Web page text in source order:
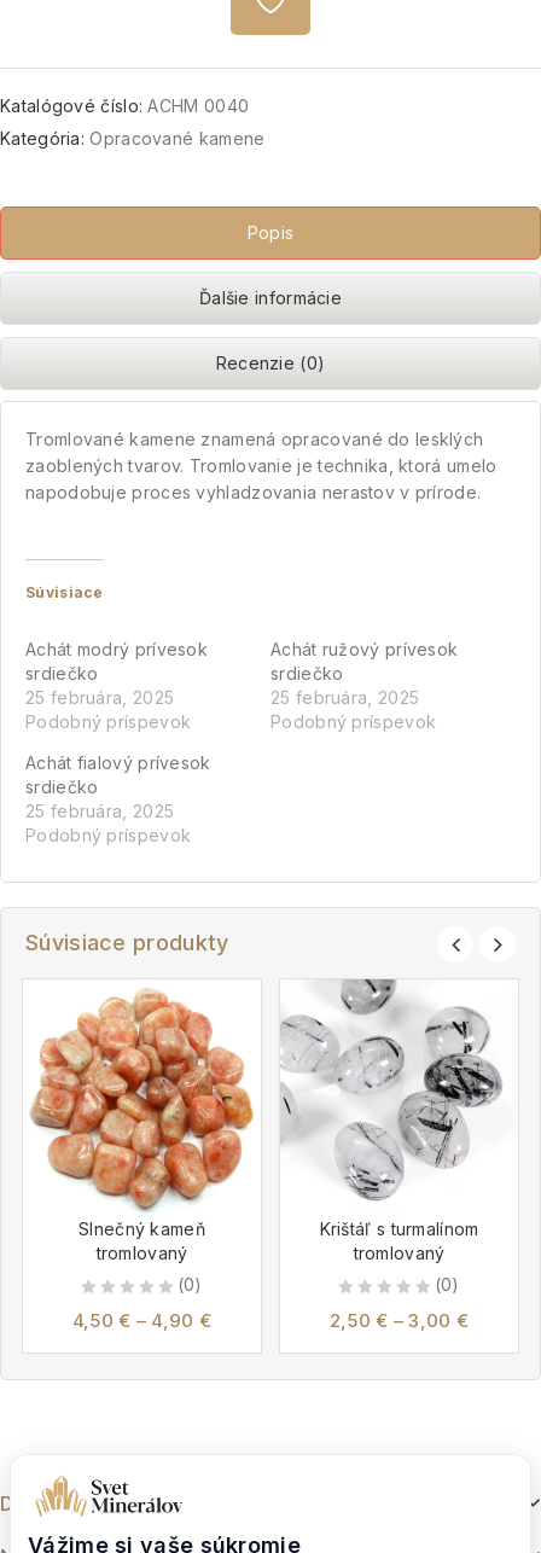
Katalógové číslo:ACHM 0040
Kategória:Opracované kamene
Popis
Ďalšie informácie
Recenzie (0)
Tromlované kamene znamená opracované do lesklých
zaoblených tvarov. Tromlovanie je technika, ktorá umelo
napodobuje proces vyhladzovania nerastov v prírode.
Súvisiace
Achát modrý prívesok
srdiečko
25 februára, 2025
Podobný príspevok
Achát ružový prívesok
srdiečko
25 februára, 2025
Podobný príspevok
Achát fialový prívesok
srdiečko
25 februára, 2025
Podobný príspevok
Súvisiace produkty
Slnečný kameň
tromlovaný
(0)
4,50 € – 4,90 €
Krištáľ s turmalínom
tromlovaný
(0)
2,50 € – 3,00 €
Dokumenty
Vážime si vaše súkromie